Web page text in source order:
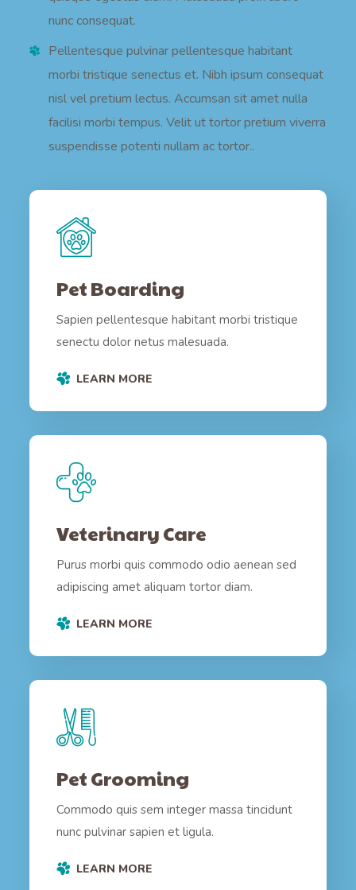
nunc consequat.
Pellentesque pulvinar pellentesque habitant
morbi tristique senectus et. Nibh ipsum consequat
nisl vel pretium lectus. Accumsan sit amet nulla
facilisi morbi tempus. Velit ut tortor pretium viverra
suspendisse potenti nullam ac tortor..
Pet Boarding
Sapien pellentesque habitant morbi tristique
senectu dolor netus malesuada.
LEARN MORE
Veterinary Care
Purus morbi quis commodo odio aenean sed
adipiscing amet aliquam tortor diam.
LEARN MORE
Pet Grooming
Commodo quis sem integer massa tincidunt
nunc pulvinar sapien et ligula.
LEARN MORE